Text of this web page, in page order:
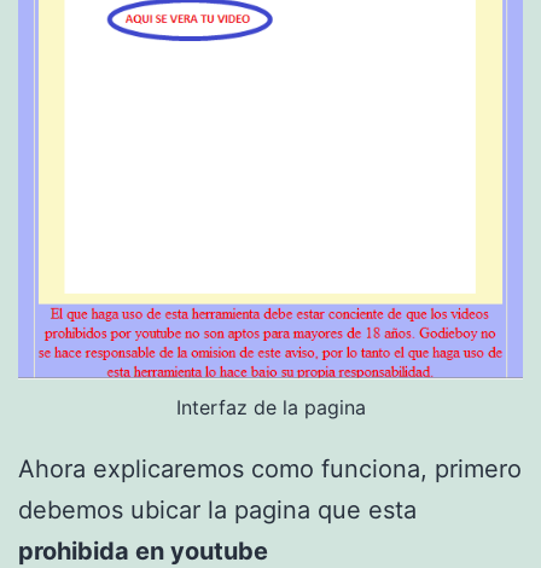
Interfaz de la pagina
Ahora explicaremos como funciona, primero
debemos ubicar la pagina que esta
prohibida en youtube